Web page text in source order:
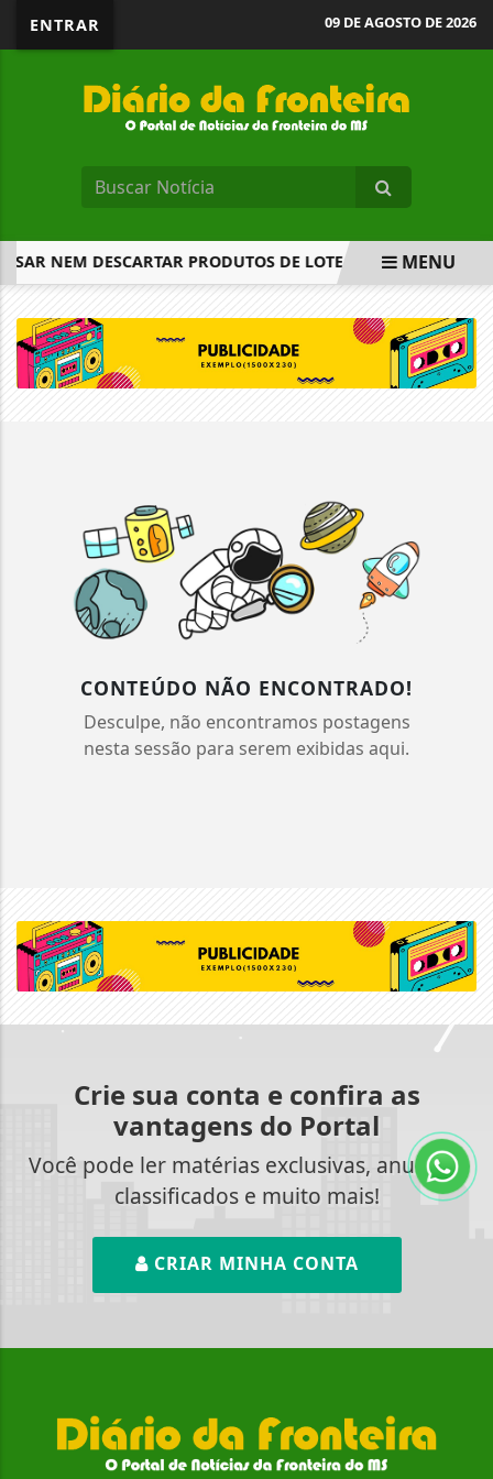
ENTRAR 09 DE AGOSTO DE 2026
NEM DESCARTAR PRODUTOS DE LOTE 1 ANVISA
MENU
CONTEÚDO NÃO ENCONTRADO!
Desculpe, não encontramos postagens
nesta sessão para serem exibidas aqui.
Crie sua conta e confira as
vantagens do Portal
Você pode ler matérias exclusivas, anunciar
classificados e muito mais!
CRIAR MINHA CONTA